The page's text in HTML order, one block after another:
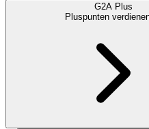
G2A Plus
Pluspunten